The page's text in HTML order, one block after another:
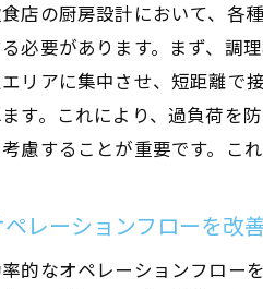
店の厨房設計において、各
必要があります。まず、調
リアに集中させ、短距離で
す。これにより、過負荷を
慮することが重要です。こ
ペレーションフローを改
的なオペレーションフロー